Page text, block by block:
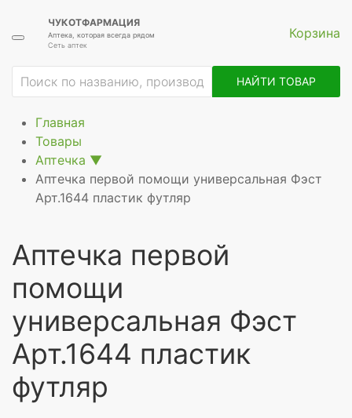
ЧУКОТФАРМАЦИЯ
Аптека, которая всегда рядом
Сеть аптек
Корзина
НАЙТИ ТОВАР
Главная
Товары
Аптечка ▼
Аптечка первой помощи универсальная Фэст
Арт.1644 пластик футляр
Аптечка первой
помощи
универсальная Фэст
Арт.1644 пластик
футляр